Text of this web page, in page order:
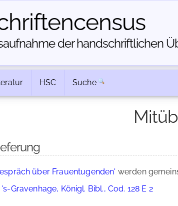
der handschriftlichen
HSC Suche
über Frauentugenden' werden
Gravenhage, Königl. Bibl., Cod. 128 E 2